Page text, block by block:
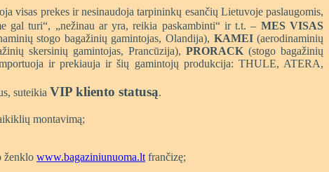
visas prekes ir nesinaudoja tarpininkų esančių Lietuvoje paslaugomis,
gal turi“, „nežinau ar yra, reikia paskambinti“ ir t.t. – MES VISAS
stogo bagažinių gamintojas, Olandija), KAMEI(aerodinaminių
skersinių gamintojas, Prancūzija), PRORACK(stogo bagažinių
ir prekiauja ir šių gamintojų produkcija: THULE, ATERA,
suteikia VIP kliento statusą.
montavimą;
ženklo www.bagaziniunuoma.lt frančizę;